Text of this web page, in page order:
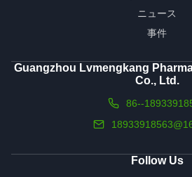
ニュース
事件
Guangzhou Lvmengkang
Co., Ltd.
86--
Follow Us